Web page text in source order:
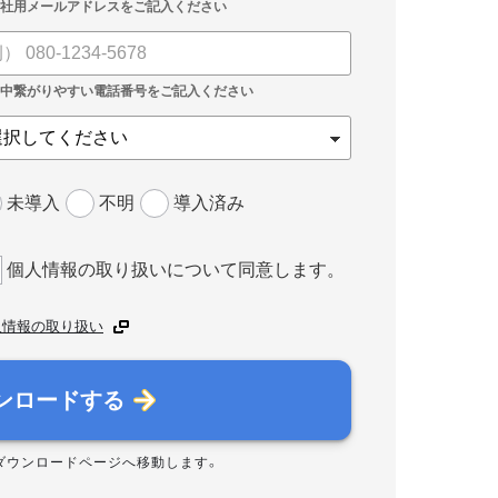
未導入 不明 導入済み
個人情報の取り扱いについて同意します。
報の取り扱い
ロードする
ウンロードページへ移動します。